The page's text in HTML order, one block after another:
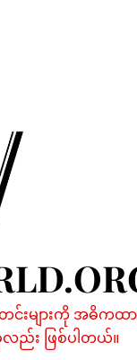
င်းများကို အဓိကထာ
ည်း ဖြစ်ပါတယ်။